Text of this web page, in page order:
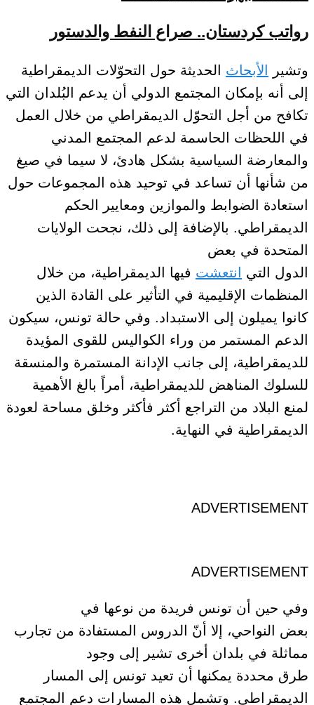
رواتب كردستان.. صراع النفط والدستور
وتشير الأبحاث الحديثة حول التحوّلات الديمقراطية
إلى أنه بإمكان المجتمع الدولي أن يدعم البُلدان التي
تكافح من أجل التحوّل الديمقراطي من خلال العمل
في اللحظات الحاسمة لدعم المجتمع المدني
والمعارضة السياسية بشكل هادئ، لا سيما في صيغ
من شأنها أن تساعد في توحيد هذه المجموعات حول
استعادة الضوابط والموازين ومعايير الحكم
الديمقراطي. بالإضافة إلى ذلك، نجحت الولايات
المتحدة في بعض
الدول التي انتعشت فيها الديمقراطية، من خلال
المنظمات الإقليمية في التأثير
على القادة الذين
كانوا يميلون إلى الاستبداد. وفي حالة تونس، سيكون
الدعم المستمر من وراء الكواليس للقوى المؤيدة
للديمقراطية، إلى جانب الإدانة المستمرة والمنسقة
للسلوك المناهض للديمقراطية، أمراً بالغ الأهمية
لمنع البلاد من التراجع أكثر فأكثر وخلق مساحة لعودة
الديمقراطية في النهاية.
ADVERTISEMENT
ADVERTISEMENT
وفي حين أن تونس فريدة من نوعها في
بعض
النواحي، إلا أنّ الدروس المستفادة من تجارب
مماثلة في بلدان أخرى تشير إلى وجود
طرق محددة يمكنها أن تعيد تونس إلى المسار
الديمقراطي. وتشمل هذه المسارات دعم المجتمع